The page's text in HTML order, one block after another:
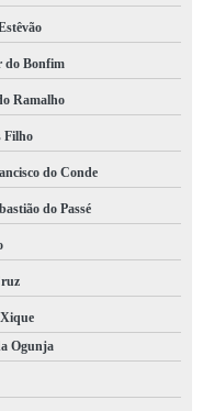
do Bonfim
Ramalho
Filho
do Conde
do Passé
Ogunja